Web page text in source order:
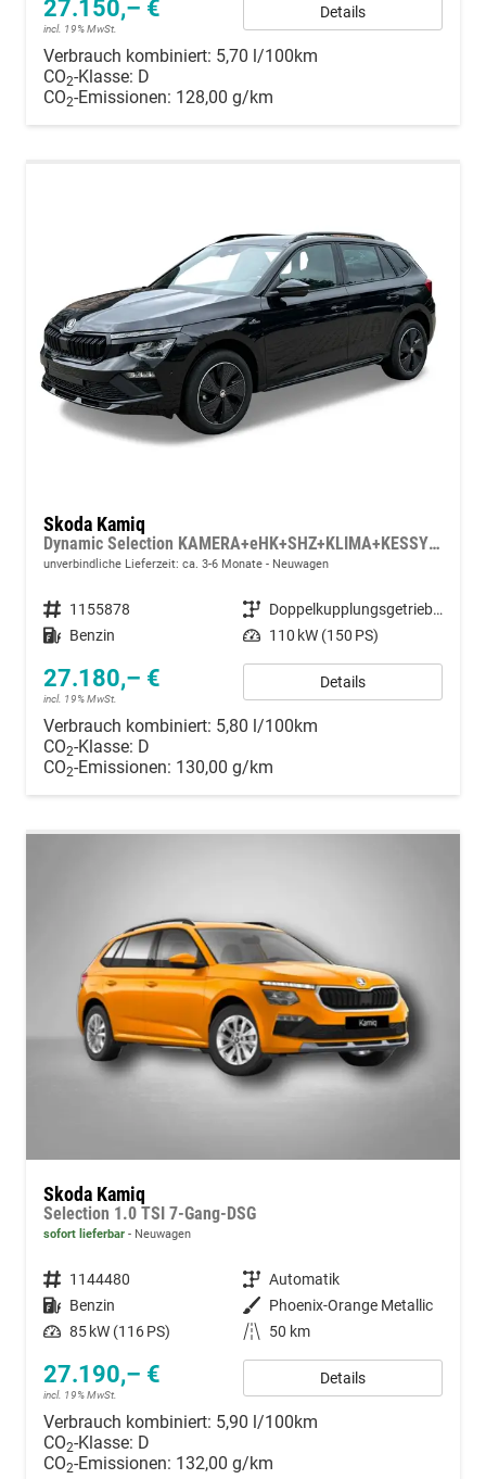
27.150,– €
incl. 19% MwSt.
Details
Verbrauch kombiniert: 5,70 l/100km
CO2-Klasse: D
CO2-Emissionen: 128,00 g/km
Skoda Kamiq
Dynamic Selection KAMERA+eHK+SHZ+KLIMA+KESSY+LED+17" LM
unverbindliche Lieferzeit: ca. 3-6 Monate Neuwagen
Fahrzeugnummer 1155878 Getriebe
Doppelkupplungsgetriebe (DSG)
Kraftstoff Benzin Leistung 110 kW (150 PS)
27.180,– €
incl. 19% MwSt.
Details
Verbrauch kombiniert: 5,80 l/100km
CO2-Klasse: D
CO2-Emissionen: 130,00 g/km
Skoda Kamiq
Selection 1.0 TSI 7-Gang-DSG
sofort lieferbar Neuwagen
Fahrzeugnummer 1144480 Getriebe Automatik
Kraftstoff Benzin Außenfarbe Phoenix-Orange Metallic
Leistung 85 kW (116 PS) Kilometerstand 50 km
27.190,– €
incl. 19% MwSt.
Details
Verbrauch kombiniert: 5,90 l/100km
CO2-Klasse: D
CO2-Emissionen: 132,00 g/km